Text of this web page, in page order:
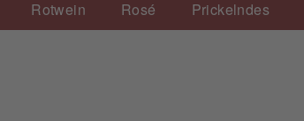
Rotwein Rosé Prickelndes